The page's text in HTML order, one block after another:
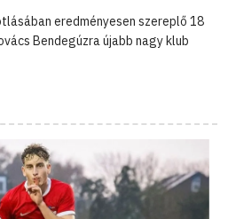
eredményesen szereplő 18
Bendegúzra újabb nagy klub